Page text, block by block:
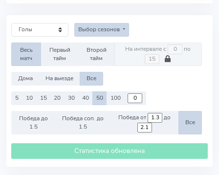
Выбор сезонов
Весь
матч
Первый
тайм
Второй
тайм
На интервале с по
Дома На выезде Все
5 10 15 20 30 40 50 100
Победа до
1.5
Победа соп. до
1.5
Победа от до
Все
Статистика обновлена